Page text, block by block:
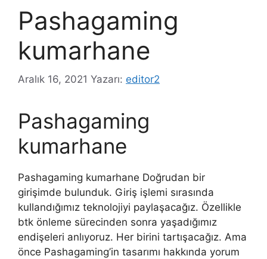
Pashagaming
kumarhane
Aralık 16, 2021 Yazarı: editor2
Pashagaming
kumarhane
Pashagaming kumarhane Doğrudan bir
girişimde bulunduk. Giriş işlemi sırasında
kullandığımız teknolojiyi paylaşacağız. Özellikle
btk önleme sürecinden sonra yaşadığımız
endişeleri anlıyoruz. Her birini tartışacağız. Ama
önce Pashagaming’in tasarımı hakkında yorum